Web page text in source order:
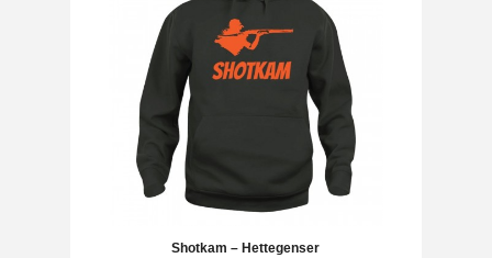
Shotkam – Hettegenser